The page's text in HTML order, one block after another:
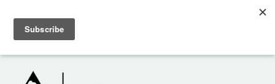
POČETNA O NAMA